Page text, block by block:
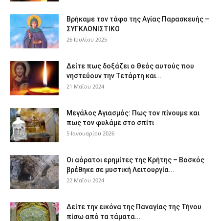
Βρήκαμε τον τάφο της Αγίας Παρασκευής –
ΣΥΓΚΛΟΝΙΣΤΙΚΟ
26 Ιουλίου 2025
Δείτε πως δοξάζει ο Θεός αυτούς που
νηστεύουν την Τετάρτη και...
21 Μαΐου 2024
Μεγάλος Αγιασμός: Πως τον πίνουμε και
πως τον φυλάμε στο σπίτι
5 Ιανουαρίου 2026
Οι αόρατοι ερημίτες της Κρήτης – Βοσκός
βρέθηκε σε μυστική Λειτουργία...
22 Μαΐου 2024
Δείτε την εικόνα της Παναγίας της Τήνου
πίσω από τα τάματα...